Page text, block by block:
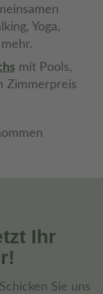
Yoga,
mit Pools,
Zimmerpreis
Ihr
Sie uns